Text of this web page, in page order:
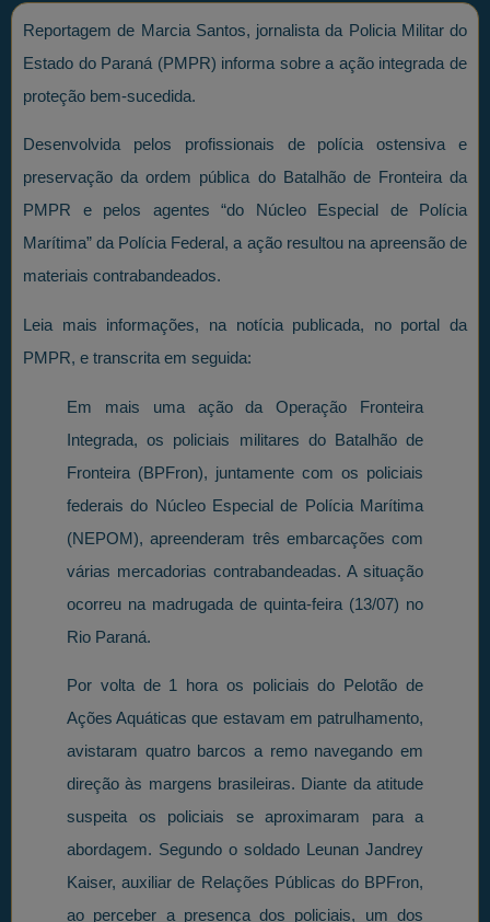
Reportagem de Marcia Santos, jornalista da Policia Militar do
Estado do Paraná (PMPR) informa sobre a ação integrada de
proteção bem-sucedida.
Desenvolvida pelos profissionais de polícia ostensiva e
preservação da ordem pública do Batalhão de Fronteira da
PMPR e pelos agentes “do Núcleo Especial de Polícia
Marítima” da Polícia Federal, a ação resultou na apreensão de
materiais contrabandeados.
Leia mais informações, na notícia publicada, no portal da
PMPR, e transcrita em seguida:
Em mais uma ação da Operação Fronteira
Integrada, os policiais militares do Batalhão de
Fronteira (BPFron), juntamente com os policiais
federais do Núcleo Especial de Polícia Marítima
(NEPOM), apreenderam três embarcações com
várias mercadorias contrabandeadas. A situação
ocorreu na madrugada de quinta-feira (13/07) no
Rio Paraná.
Por volta de 1 hora os policiais do Pelotão de
Ações Aquáticas que estavam em patrulhamento,
avistaram quatro barcos a remo navegando em
direção às margens brasileiras. Diante da atitude
suspeita os policiais se aproximaram para a
abordagem. Segundo o soldado Leunan Jandrey
Kaiser, auxiliar de Relações Públicas do BPFron,
ao perceber a presença dos policiais, um dos